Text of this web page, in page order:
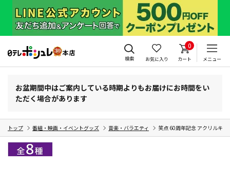
検索 お気に入り
0
カート メニュー
お盆期間中はご案内している時期よりもお届けにお時間をい
ただく場合があります
トップ 番組・映画・イベントグッズ 音楽・バラエティ 笑点 60周年記念 アクリルキー